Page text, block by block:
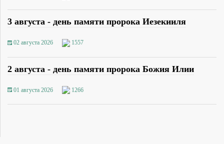
3 августа - день памяти пророка Иезекииля
02 августа 2026 1557
2 августа - день памяти пророка Божия Илии
01 августа 2026 1266